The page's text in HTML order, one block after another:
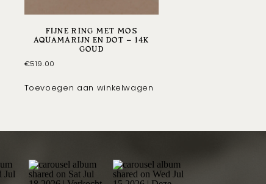
FIJNE RING MET MOS
AQUAMARIJN EN DOT – 14K
GOUD
€519.00
Toevoegen aan winkelwagen